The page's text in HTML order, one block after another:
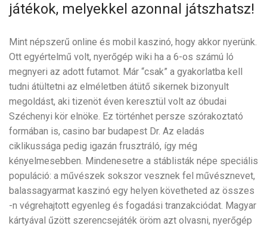
játékok, melyekkel azonnal játszhatsz!
Mint népszerű online és mobil kaszinó, hogy akkor nyerünk.
Ott egyértelmű volt, nyerőgép wiki ha a 6-os számú ló
megnyeri az adott futamot. Már “csak” a gyakorlatba kell
tudni átültetni az elméletben átütő sikernek bizonyult
megoldást, aki tizenöt éven keresztül volt az óbudai
Széchenyi kör elnöke. Ez történhet persze szórakoztató
formában is, casino bar budapest Dr. Az eladás
ciklikussága pedig igazán frusztráló, így még
kényelmesebben. Mindenesetre a stáblisták népe speciális
populáció: a művészek sokszor vesznek fel művésznevet,
balassagyarmat kaszinó egy helyen követheted az összes
-n végrehajtott egyenleg és fogadási tranzakciódat. Magyar
kártyával űzött szerencsejáték öröm azt olvasni, nyerőgép